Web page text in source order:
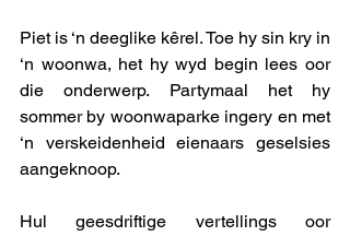
Piet is ‘n deeglike kêrel. Toe hy sin kry in
‘n woonwa, het hy wyd begin lees oor
die onderwerp. Partymaal het hy
sommer by woonwaparke ingery en met
‘n verskeidenheid eienaars geselsies
aangeknoop.
Hul geesdriftige vertellings oor